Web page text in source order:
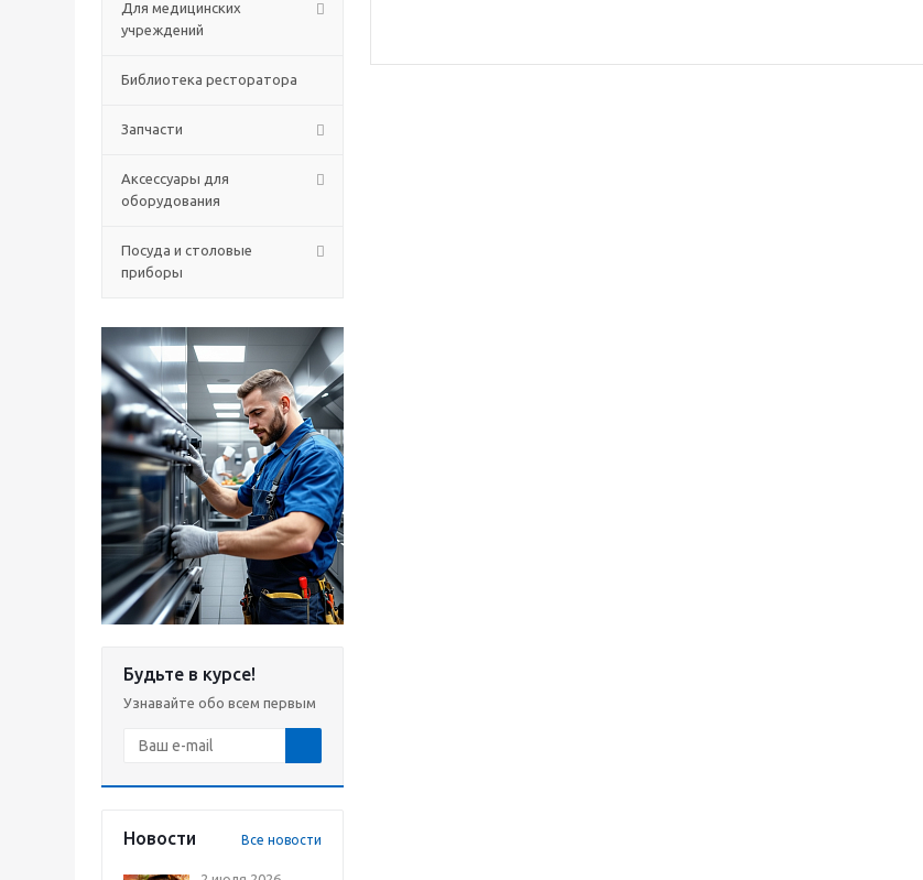
Для медицинских
учреждений
Библиотека ресторатора
Запчасти
Аксессуары для
оборудования
Посуда и столовые
приборы
Будьте в курсе!
Узнавайте обо всем первым
Новости Все новости